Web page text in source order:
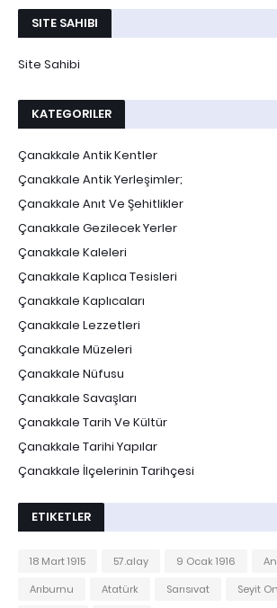
SITE SAHIBI
Site Sahibi
KATEGORILER
Çanakkale Antik Kentler
Çanakkale Antik Yerleşimler;
Çanakkale Anıt Ve Şehitlikler
Çanakkale Gezilecek Yerler
Çanakkale Kaleleri
Çanakkale Kaplıca Tesisleri
Çanakkale Kaplıcaları
Çanakkale Lezzetleri
Çanakkale Müzeleri
Çanakkale Nüfusu
Çanakkale Savaşları
Çanakkale Tarih Ve Kültür
Çanakkale Tarihi Yapılar
Çanakkale İlçelerinin Tarihçesi
ETIKETLER
18 Mart 1915 57.alay 9 Ocak 1916
Arıburnu
Atatürk Sarısıvat
Seyit